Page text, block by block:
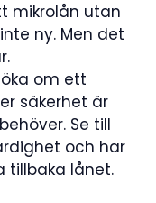
mikrolån utan
ny. Men det
om ett
säkerhet är
Se till
och har
tillbaka lånet.